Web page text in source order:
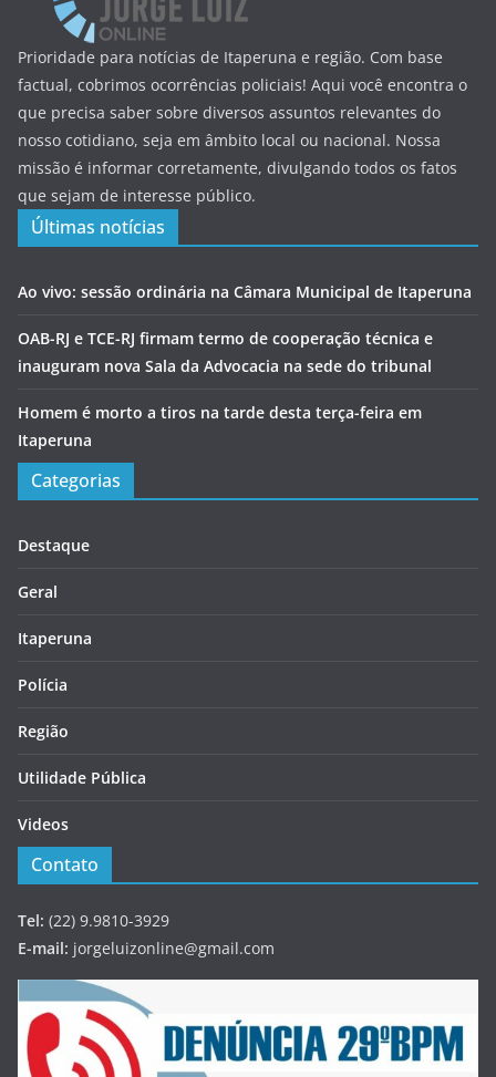
Prioridade para notícias de Itaperuna e região. Com base
factual, cobrimos ocorrências policiais! Aqui você encontra o
que precisa saber sobre diversos assuntos relevantes do
nosso cotidiano, seja em âmbito local ou nacional. Nossa
missão é informar corretamente, divulgando todos os fatos
que sejam de interesse público.
Últimas notícias
Ao vivo: sessão ordinária na Câmara Municipal de Itaperuna
OAB-RJ e TCE-RJ firmam termo de cooperação técnica e
inauguram nova Sala da Advocacia na sede do tribunal
Homem é morto a tiros na tarde desta terça-feira em
Itaperuna
Categorias
Destaque
Geral
Itaperuna
Polícia
Região
Utilidade Pública
Videos
Contato
Tel: (22) 9.9810-3929
E-mail: jorgeluizonline@gmail.com